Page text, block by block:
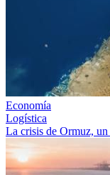
Economía
Logística
La crisis de Ormuz, un